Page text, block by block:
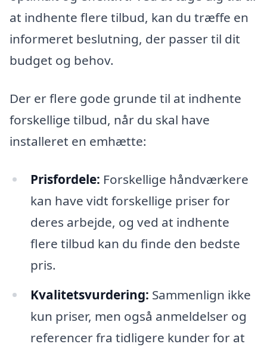
at indhente flere tilbud, kan du træffe en
informeret beslutning, der passer til dit
budget og behov.
Der er flere gode grunde til at indhente
forskellige tilbud, når du skal have
installeret en emhætte:
Prisfordele: Forskellige håndværkere
kan have vidt forskellige priser for
deres arbejde, og ved at indhente
flere tilbud kan du finde den bedste
pris.
Kvalitetsvurdering: Sammenlign ikke
kun priser, men også anmeldelser og
referencer fra tidligere kunder for at